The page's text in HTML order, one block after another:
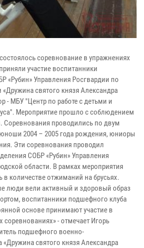
соревнование в упражнениях
участие воспитанники
«Рубин» Управления Росгвардии по
«Дружина святого князя Александра
- МБУ "Центр по работе с детьми и
Мероприятие прошло с соблюдением
Соревнования проводились по двум
2004 – 2005 года рождения, юниоры
Эти соревнования проводил
СОБР «Рубин» Управления
области. В рамках мероприятия
количестве отжиманий на брусьях.
люди вели активный и здоровый образ
воспитанники подшефного клуба
основе принимают участие в
соревнованиях» - отмечает Игорь
подшефного военно-
«Дружина святого князя Александра